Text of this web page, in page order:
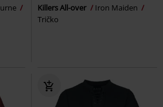
Killers All-over
Iron Maiden
Tričko